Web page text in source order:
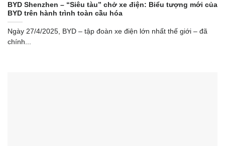
BYD Shenzhen – “Siêu tàu” chở xe điện: Biểu tượng mới của
BYD trên hành trình toàn cầu hóa
Ngày 27/4/2025, BYD – tập đoàn xe điện lớn nhất thế giới – đã
chính...